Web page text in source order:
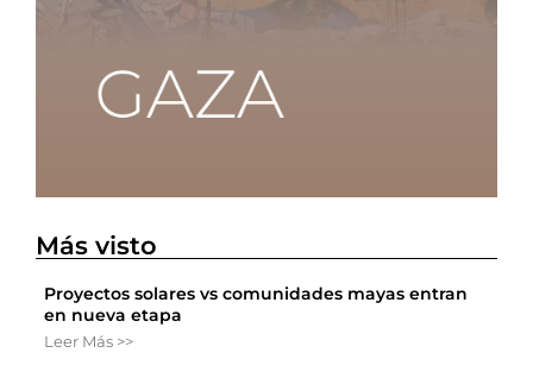
Más visto
Proyectos solares vs comunidades mayas entran
en nueva etapa
Leer Más >>